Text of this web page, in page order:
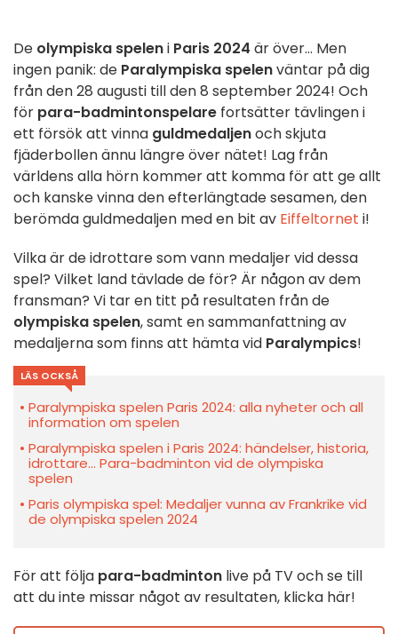
De olympiska speleni Paris 2024 är över... Men
ingen panik: de Paralympiska spelenväntar på dig
från den 28 augusti till den 8 september 2024! Och
för para-badmintonspelare fortsätter tävlingen i
ett försök att vinna guldmedaljenoch skjuta
fjäderbollen ännu längre över nätet! Lag från
världens alla hörn kommer att komma för att ge allt
och kanske vinna den efterlängtade sesamen, den
berömda guldmedaljen med en bit av Eiffeltornet i!
Vilka är de idrottare som vann medaljer vid dessa
spel? Vilket land tävlade de för? Är någon av dem
fransman? Vi tar en titt på resultaten från de
olympiska spelen, samt en sammanfattning av
medaljerna som finns att hämta vid Paralympics!
LÄS OCKSÅ
Paralympiska spelen Paris 2024: alla nyheter och all
information om spelen
Paralympiska spelen i Paris 2024: händelser, historia,
idrottare... Para-badminton vid de olympiska
spelen
Paris olympiska spel: Medaljer vunna av Frankrike vid
de olympiska spelen 2024
För att följa para-badminton live på TV och se till
att du inte missar något av resultaten, klicka här!